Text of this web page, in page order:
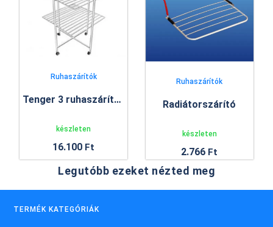
Ruhaszárítók
Tenger 3 ruhaszárító állvány
készleten
16.100 Ft
Ruhaszárítók
Radiátorszárító
készleten
2.766 Ft
Legutóbb ezeket nézted meg
TERMÉK KATEGÓRIÁK